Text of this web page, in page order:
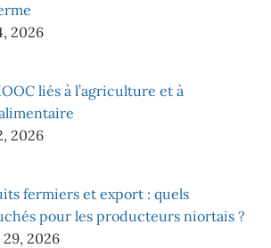
2026
liés à l’agriculture et à
2026
fermiers et export : quels
pour les producteurs niortais ?
2026